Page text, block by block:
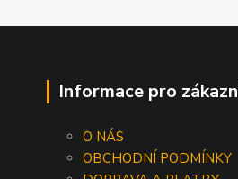
Informace pro
O NÁS
OBCHODNÍ PODMÍNKY